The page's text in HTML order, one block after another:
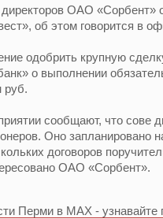
ОАО «Сорбент»
об этом говорится в
одобрить крупную
о выполнении
руб.
сообщают, что сове
Оно запланировано
договоров
ОАО «Сорбент».
Перми в MAX - узнавайте